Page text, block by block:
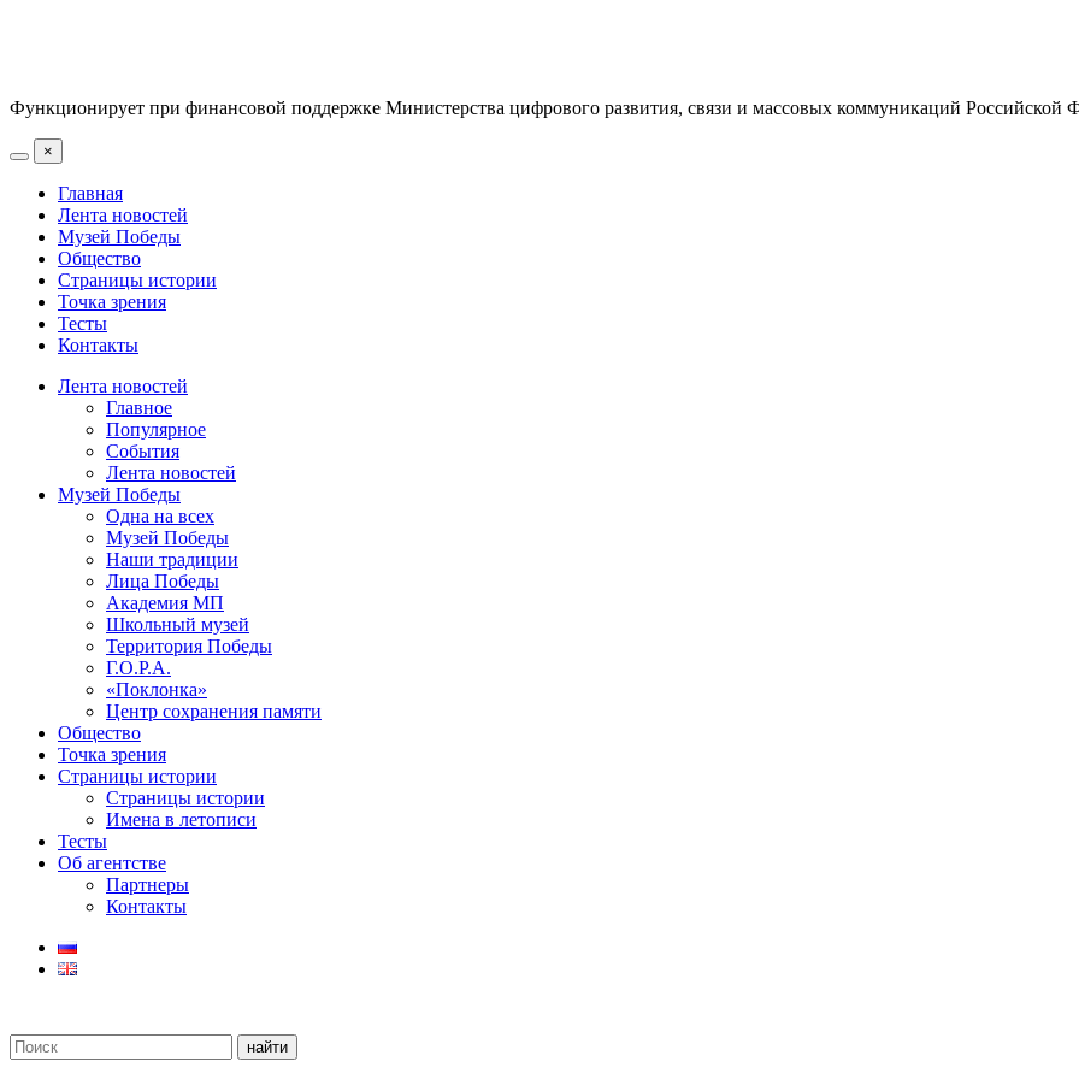
Функционирует при финансовой поддержке Министерства цифрового развития, связи и массовых коммуникаций Российской
×
Главная
Лента новостей
Музей Победы
Общество
Страницы истории
Точка зрения
Тесты
Контакты
Лента новостей
Главное
Популярное
События
Лента новостей
Музей Победы
Одна на всех
Музей Победы
Наши традиции
Лица Победы
Академия МП
Школьный музей
Территория Победы
Г.О.Р.А.
«Поклонка»
Центр сохранения памяти
Общество
Точка зрения
Страницы истории
Страницы истории
Имена в летописи
Тесты
Об агентстве
Партнеры
Контакты